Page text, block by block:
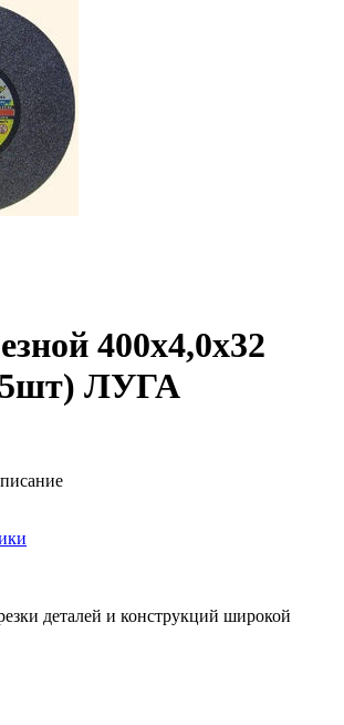
400х4,0х32
ЛУГА
деталей и конструкций широкой